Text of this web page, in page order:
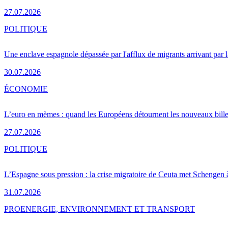
27.07.2026
Une enclave espagnole dépassée par l'afflux de migrants arrivant par
30.07.2026
POLITIQUE
L’euro en mèmes : quand les Européens détournent les nouveaux
27.07.2026
ÉCONOMIE
L’Espagne sous pression : la crise migratoire de Ceuta met Schengen
31.07.2026
POLITIQUE
PROENERGIE, ENVIRONNEMENT ET TRANSPORT